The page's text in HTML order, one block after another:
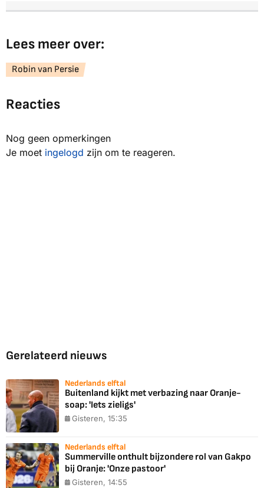
Lees meer over:
Robin van Persie
Reacties
Nog geen opmerkingen
Je moet ingelogd zijn om te reageren.
Gerelateerd nieuws
Nederlands elftal
Buitenland kijkt met verbazing naar Oranje-
soap: 'Iets zieligs'
Gisteren, 15:35
Nederlands elftal
Summerville onthult bijzondere rol van Gakpo
bij Oranje: 'Onze pastoor'
Gisteren, 14:55